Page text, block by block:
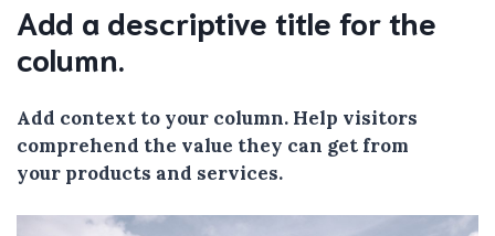
Add a descriptive title for the
column.
Add context to your column. Help visitors
comprehend the value they can get from
your products and services.